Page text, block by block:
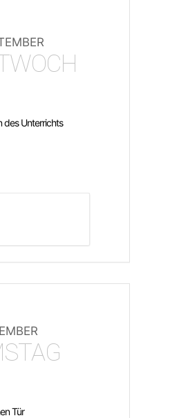
des Unterrichts
Tür